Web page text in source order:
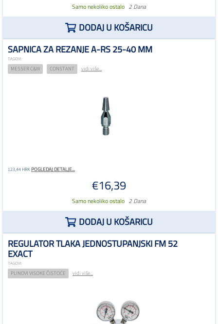
Samo nekoliko ostalo 2 Dana
DODAJ U KOŠARICU
SAPNICA ZA REZANJE A-RS 25-40 MM
TAGOVI:
MESSER C&W CONSTANT vidi više...
123,44 HRKPOGLEDAJ DETALJE...
€16,39
Samo nekoliko ostalo 2 Dana
DODAJ U KOŠARICU
REGULATOR TLAKA JEDNOSTUPANJSKI FM 52
EXACT
TAGOVI:
PLINOVI VISOKE ČISTOĆE vidi više...